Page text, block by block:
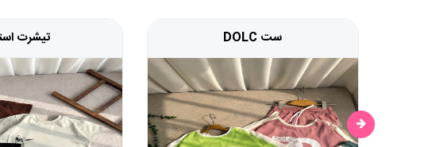
ست DOLC تیشرت